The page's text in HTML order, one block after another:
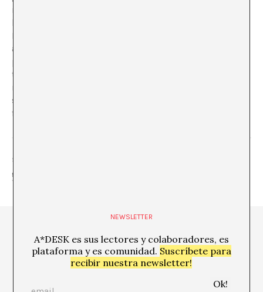
necesita. En la urgencia por defender esos espacios y en
las fórmulas que podrían salvarlos. Arcadias como la
Bauhaus son irreproducibles en el marco institucional
actual, por supuesto, pero el gesto humilde del
profesor-investigador que busca ser permanentemente
transformado por su análisis no debería serlo. Una
recuerda sus años como estudiante de Bellas Artes y
sólo desea haber presenciado estos gestos con mayor
frecuencia.
SHARE
NEWSLETTER
A*DESK es sus lectores y colaboradores, es
plataforma y es comunidad. Suscríbete para
recibir nuestra newsletter!